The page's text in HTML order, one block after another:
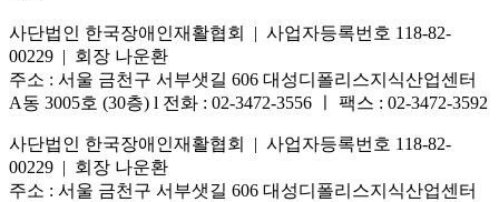
사단법인 한국장애인재활협회 | 사업자등록번호 118-82-
00229 | 회장 나운환
주소 : 서울 금천구 서부샛길 606 대성디폴리스지식산업센터
A동 3005호 (30층) l 전화 : 02-3472-3556 ㅣ 팩스 : 02-3472-3592
사단법인 한국장애인재활협회 | 사업자등록번호 118-82-
00229 | 회장 나운환
주소 : 서울 금천구 서부샛길 606 대성디폴리스지식산업센터